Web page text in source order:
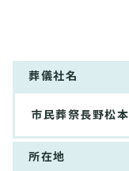
葬儀社名
市民葬祭長野松本
所在地